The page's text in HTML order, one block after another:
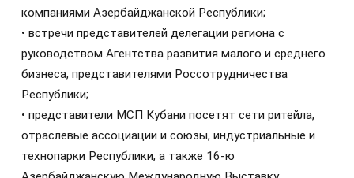
компаниями Азербайджанской Республики;
• встречи представителей делегации региона с
руководством Агентства развития малого и среднего
бизнеса, представителями Россотрудничества
Республики;
• представители МСП Кубани посетят сети ритейла,
отраслевые ассоциации и союзы, индустриальные и
технопарки Республики, а также 16-ю